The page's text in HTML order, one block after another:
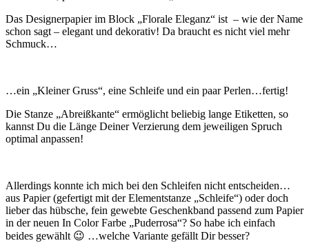
Das Designerpapier im Block „Florale Eleganz“ ist – wie der Name
schon sagt – elegant und dekorativ! Da braucht es nicht viel mehr
Schmuck…
…ein „Kleiner Gruss“, eine Schleife und ein paar Perlen…fertig!
Die Stanze „Abreißkante“ ermöglicht beliebig lange Etiketten, so
kannst Du die Länge Deiner Verzierung dem jeweiligen Spruch
optimal anpassen!
Allerdings konnte ich mich bei den Schleifen nicht entscheiden…
aus Papier (gefertigt mit der Elementstanze „Schleife“) oder doch
lieber das hübsche, fein gewebte Geschenkband passend zum Papier
in der neuen In Color Farbe „Puderrosa“? So habe ich einfach
beides gewählt 😉 …welche Variante gefällt Dir besser?